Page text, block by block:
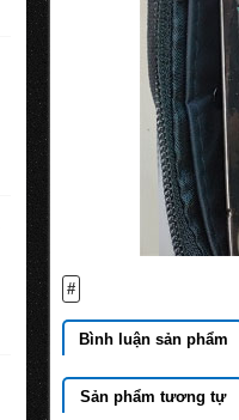
#
Bình luận sản phẩm
Sản phẩm tương tự